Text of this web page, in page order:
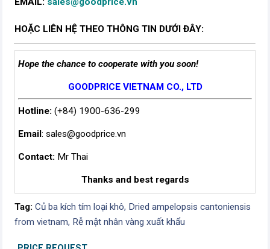
HOẶC LIÊN HỆ THEO THÔNG TIN DƯỚI ĐÂY:
Hope the chance to cooperate with you soon!
GOODPRICE VIETNAM CO., LTD
Hotline: (+84) 1900-636-299
Email: sales@goodprice.vn
Contact: Mr Thai
Thanks and best regards
Tag: Củ ba kích tím loại khô, Dried ampelopsis cantoniensis
from vietnam, Rễ mật nhân vàng xuất khẩu